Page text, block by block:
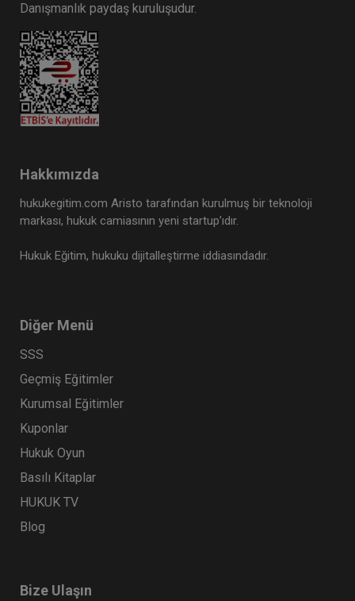
Limited Şirketler - IV. Ticaret Hukuku Kongresi -
Tüketici Hukuku Enstitüsü
Anonim Şirketler - 1 - IV. Ticaret Hukuku
Kongresi - VI. Oturum
360 TL
Danışmanlık paydaş kuruluşudur.
Hakkımızda
hukukegitim.com Aristo tarafından kurulmuş bir teknoloji
markası, hukuk camiasının yeni startup’ıdır.
Hukuk Eğitim, hukuku dijitalleştirme iddiasındadır.
Diğer Menü
SSS
Geçmiş Eğitimler
Kurumsal Eğitimler
Kuponlar
Hukuk Oyun
Basılı Kitaplar
HUKUK TV
Blog
Bize Ulaşın